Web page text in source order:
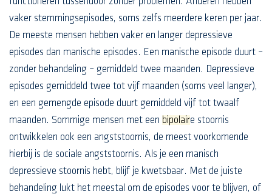
vaker stemmingsepisodes, soms zelfs meerdere keren per jaar.
De meeste mensen hebben vaker en langer depressieve
episodes dan manische episodes. Een manische episode duurt –
zonder behandeling – gemiddeld twee maanden. Depressieve
episodes gemiddeld twee tot vijf maanden (soms veel langer),
en een gemengde episode duurt gemiddeld vijf tot twaalf
maanden. Sommige mensen met een bipolaire stoornis
ontwikkelen ook een angststoornis, de meest voorkomende
hierbij is de sociale angststoornis. Als je een manisch
depressieve stoornis hebt, blijf je kwetsbaar. Met de juiste
behandeling lukt het meestal om de episodes voor te blijven, of